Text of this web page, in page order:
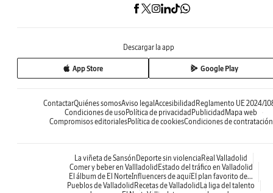
Descargar la app
App Store Google Play
ContactarQuiénes somosAviso legal Accesibilidad Reglamento UE 2024/
Condiciones de uso Política de privacidad Publicidad Mapa web
Compromisos editorialesPolítica de cookiesCondiciones de contratación
La viñeta de Sansón Deporte sin violencia Real Valladolid
Comer y beber en Vallladolid Estado del tráfico en Valladolid
El álbum de El NorteInfluencers de aquíEl plan favorito de...
Pueblos de Valladolid Recetas de Valladolid La liga del talento